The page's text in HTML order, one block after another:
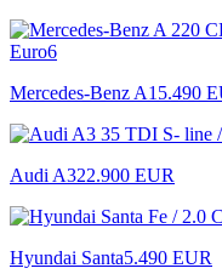
Mercedes-Benz A15.490
Audi A322.900 EUR
Hyundai Santa5.490 EUR